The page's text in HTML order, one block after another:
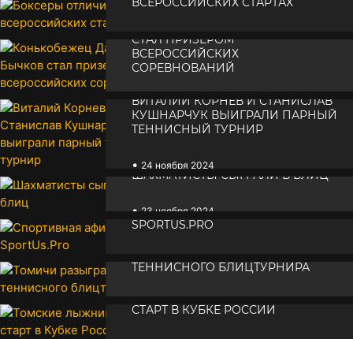
• 25 ноября 2024
СТАЛ ПРИЗЕРОМ
ВСЕРОССИЙСКИХ
СОРЕВНОВАНИЙ
•25 ноября 2024
ВИТАЛИЙ КОРНЕВ И СТАНИСЛАВ
КУШНАРЧУК ВЫИГРАЛИ ПАРНЫЙ
ТЕННИСНЫЙ ТУРНИР
• 24 ноября 2024
ШАХМАТИСТЫ СЫГРАЛИ В БЛИЦ
•23 ноября 2024
СПОРТИВНАЯ АФИША ОТ
SPORTUS.PRO
•22 ноября 2024
ТЕННИСНОГО БЛИЦТУРНИРА
•21 ноября 2024
СТАРТ В КУБКЕ РОССИИ